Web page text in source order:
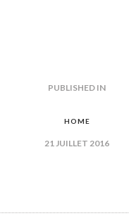
PUBLISHED IN
HOME
21 JUILLET 2016